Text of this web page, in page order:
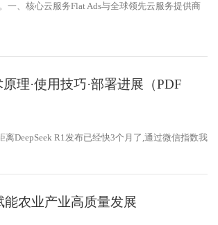
一、核心云服务Flat Ads与全球领先云服务提供商
理·使用技巧·部署进展（PDF
DeepSeek R1发布已经快3个月了,通过微信指数我
农业产业高质量发展